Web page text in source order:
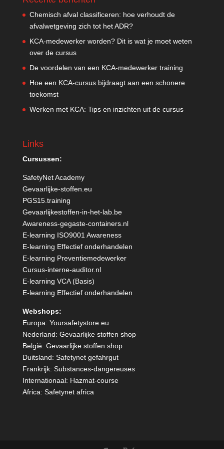
Chemisch afval classificeren: hoe verhoudt de
afvalwetgeving zich tot het ADR?
KCA-medewerker worden? Dit is wat je moet weten
over de cursus
De voordelen van een KCA-medewerker training
Hoe een KCA-cursus bijdraagt aan een schonere
toekomst
Werken met KCA: Tips en inzichten uit de cursus
Links
Cursussen:
SafetyNet Academy
Gevaarlijke-stoffen.eu
PGS15.training
Gevaarlijkestoffen-in-het-lab.be
Awareness-gegaste-containers.nl
E-learning ISO9001 Awareness
E-learning Effectief onderhandelen
E-learning Preventiemedewerker
Cursus-interne-auditor.nl
E-learning VCA (Basis)
E-learning Effectief onderhandelen
Webshops:
Europa: Yoursafetystore.eu
Nederland: Gevaarlijke stoffen shop
België: Gevaarlijke stoffen shop
Duitsland: Safetynet gefahrgut
Frankrijk: Substances-dangereuses
Internationaal: Hazmat-course
Africa: Safetynet africa